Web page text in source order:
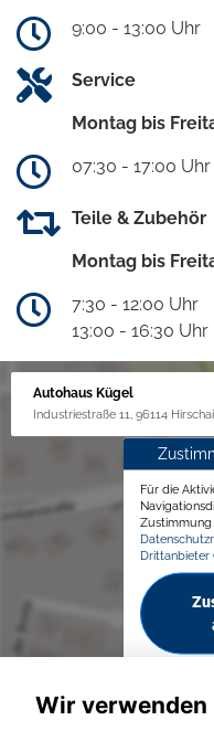
9:00 - 13:00 Uhr
Service
Montag bis
07:30 - 17:00 Uhr
Teile & Zubehör
Montag bis
7:30 - 12:00 Uhr
13:00 - 16:30 Uhr
Autohaus Kügel
Industriestraße 11, 96114
Für die
Zustimmung
Drittanbieter
Wir verwenden